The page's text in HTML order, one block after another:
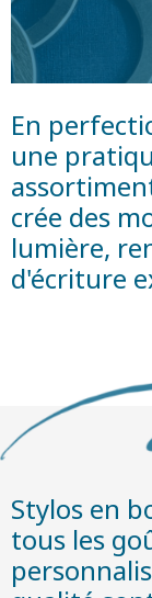
En
une
crée des
lumière,
d'écriture
Stylos en
tous les